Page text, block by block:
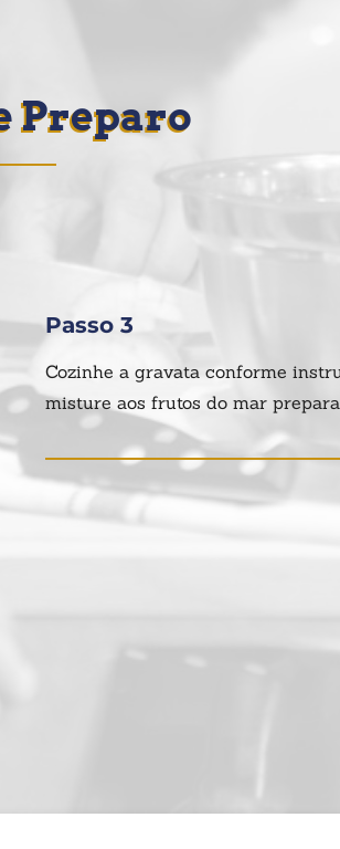
Preparo
Passo 3
Cozinhe a gravata conforme
misture aos frutos do mar